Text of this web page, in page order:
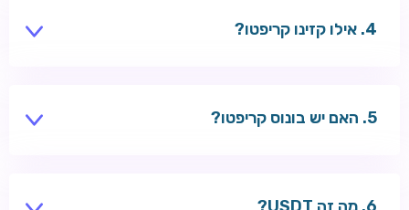
אילו קזינו קריפטו?
האם יש בונוס קריפטו?